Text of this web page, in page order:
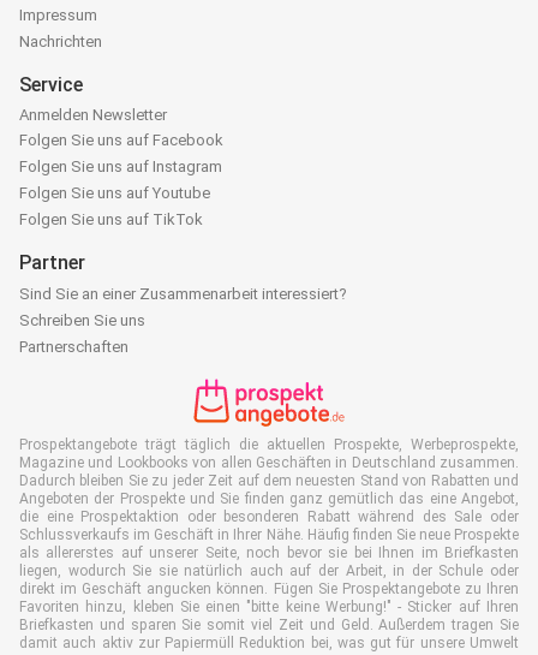
Impressum
Nachrichten
Service
Anmelden Newsletter
Folgen Sie uns auf Facebook
Folgen Sie uns auf Instagram
Folgen Sie uns auf Youtube
Folgen Sie uns auf TikTok
Partner
Sind Sie an einer Zusammenarbeit interessiert?
Schreiben Sie uns
Partnerschaften
Prospektangebote trägt täglich die aktuellen Prospekte, Werbeprospekte,
Magazine und Lookbooks von allen Geschäften in Deutschland zusammen.
Dadurch bleiben Sie zu jeder Zeit auf dem neuesten Stand von Rabatten und
Angeboten der Prospekte und Sie finden ganz gemütlich das eine Angebot,
die eine Prospektaktion oder besonderen Rabatt während des Sale oder
Schlussverkaufs im Geschäft in Ihrer Nähe. Häufig finden Sie neue Prospekte
als allererstes auf unserer Seite, noch bevor sie bei Ihnen im Briefkasten
liegen, wodurch Sie sie natürlich auch auf der Arbeit, in der Schule oder
direkt im Geschäft angucken können. Fügen Sie Prospektangebote zu Ihren
Favoriten hinzu, kleben Sie einen "bitte keine Werbung!" - Sticker auf Ihren
Briefkasten und sparen Sie somit viel Zeit und Geld. Außerdem tragen Sie
damit auch aktiv zur Papiermüll Reduktion bei, was gut für unsere Umwelt